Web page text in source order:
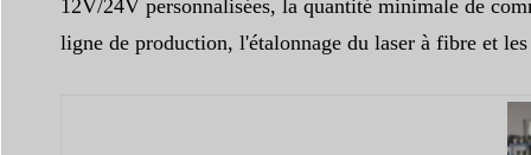
12V/24V personnalisées, la quantité minimale de
ligne de production, l'étalonnage du laser à fibre et